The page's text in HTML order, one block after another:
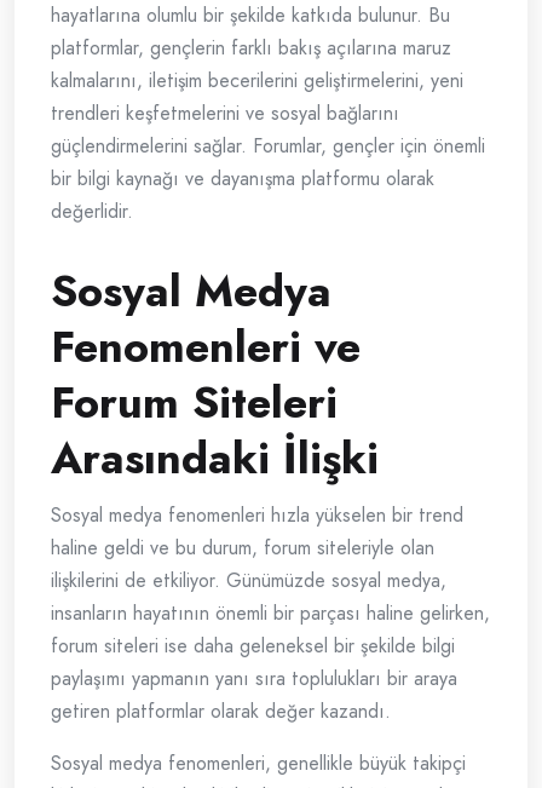
hayatlarına olumlu bir şekilde katkıda bulunur. Bu
platformlar, gençlerin farklı bakış açılarına maruz
kalmalarını, iletişim becerilerini geliştirmelerini, yeni
trendleri keşfetmelerini ve sosyal bağlarını
güçlendirmelerini sağlar. Forumlar, gençler için önemli
bir bilgi kaynağı ve dayanışma platformu olarak
değerlidir.
Sosyal Medya
Fenomenleri ve
Forum Siteleri
Arasındaki İlişki
Sosyal medya fenomenleri hızla yükselen bir trend
haline geldi ve bu durum, forum siteleriyle olan
ilişkilerini de etkiliyor. Günümüzde sosyal medya,
insanların hayatının önemli bir parçası haline gelirken,
forum siteleri ise daha geleneksel bir şekilde bilgi
paylaşımı yapmanın yanı sıra toplulukları bir araya
getiren platformlar olarak değer kazandı.
Sosyal medya fenomenleri, genellikle büyük takipçi